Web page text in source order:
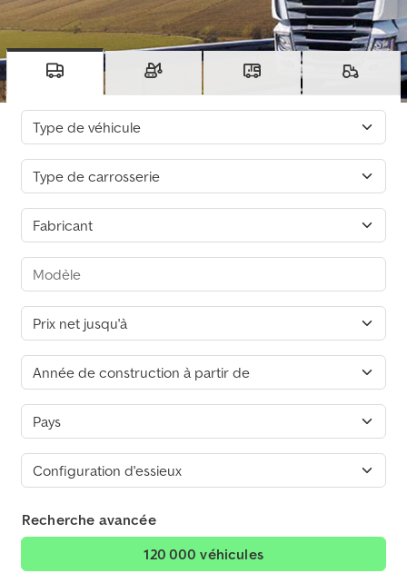
Recherche avancée
120 000 véhicules